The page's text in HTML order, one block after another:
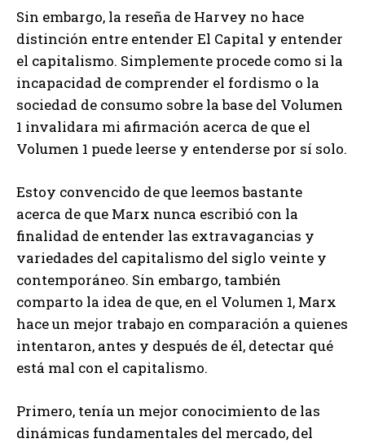
Sin embargo, la reseña de Harvey no hace
distinción entre entender El Capital y entender
el capitalismo. Simplemente procede como si la
incapacidad de comprender el fordismo o la
sociedad de consumo sobre la base del Volumen
1 invalidara mi afirmación acerca de que el
Volumen 1 puede leerse y entenderse por sí solo.
Estoy convencido de que leemos bastante
acerca de que Marx nunca escribió con la
finalidad de entender las extravagancias y
variedades del capitalismo del siglo veinte y
contemporáneo. Sin embargo, también
comparto la idea de que, en el Volumen 1, Marx
hace un mejor trabajo en comparación a quienes
intentaron, antes y después de él, detectar qué
está mal con el capitalismo.
Primero, tenía un mejor conocimiento de las
dinámicas fundamentales del mercado, del